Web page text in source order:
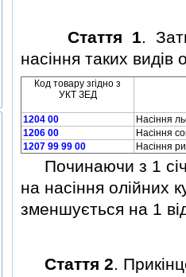
Стаття 1.
насiння таких видiв
Код товару згiдно з
УКТ ЗЕД
1204 00
Насiння
1206 00
Насiння
1207 99 99 00
Насiння
Починаючи з 1
на насiння олiйних
зменшується на 1
Стаття 2.